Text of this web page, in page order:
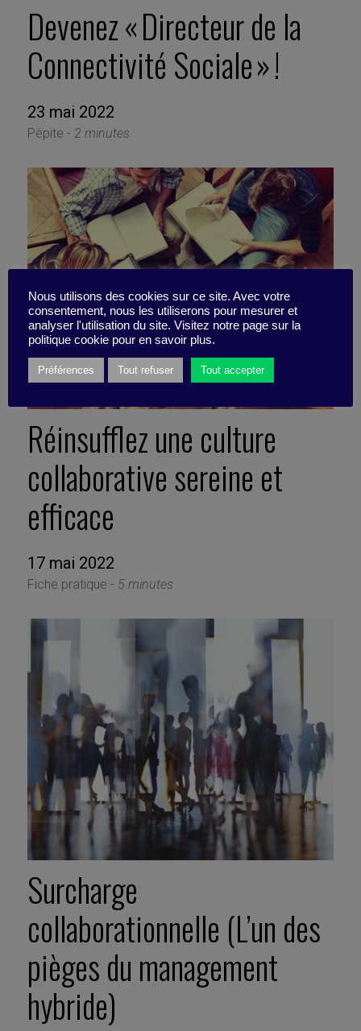
Devenez « Directeur de la
Connectivité Sociale » !
23 mai 2022
Pépite - 2 minutes
Réinsufflez une culture
collaborative sereine et
efficace
17 mai 2022
Fiche pratique - 5 minutes
Surcharge
collaborationnelle (L’un des
pièges du management
hybride)
Nous utilisons des cookies sur ce site. Avec votre
consentement, nous les utiliserons pour mesurer et
analyser l'utilisation du site. Visitez notre page sur la
politique cookie pour en savoir plus.
Préférences Tout refuser Tout accepter